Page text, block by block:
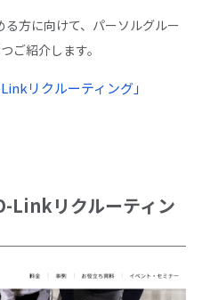
方に向けて、パーソルグルー
ご紹介します。
リクルーティング」
Linkリクルーティン